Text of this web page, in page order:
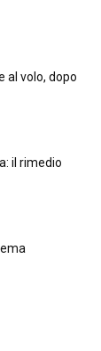
al volo, dopo
il rimedio